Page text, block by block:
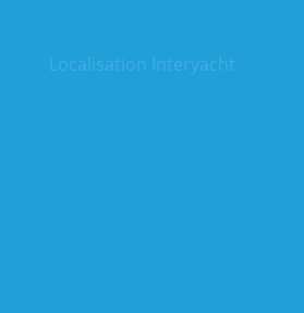
Localisation Interyacht